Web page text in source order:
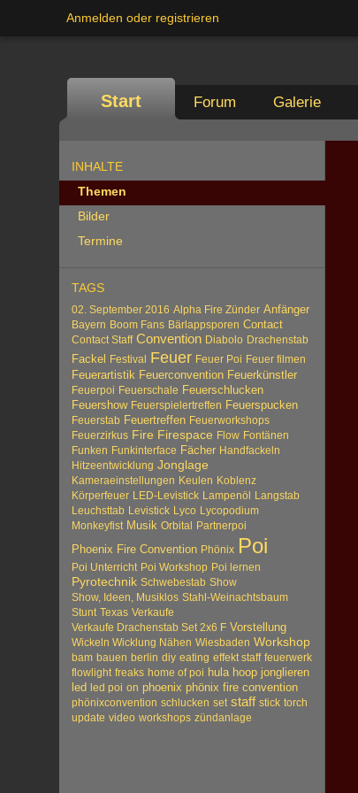
Anmelden oder registrieren
Start Forum Galerie
INHALTE
Themen
Bilder
Termine
TAGS
02. September 2016 Alpha Fire Zünder Anfänger
Bayern Boom Fans Bärlappsporen Contact
Contact Staff Convention Diabolo Drachenstab
Fackel Festival Feuer Feuer Poi Feuer filmen
Feuerartistik Feuerconvention Feuerkünstler
Feuerpoi Feuerschale Feuerschlucken
Feuershow Feuerspielertreffen Feuerspucken
Feuerstab Feuertreffen Feuerworkshops
Feuerzirkus Fire Firespace Flow Fontänen
Funken Funkinterface Fächer Handfackeln
Hitzeentwicklung Jonglage
Kameraeinstellungen Keulen Koblenz
Körperfeuer LED-Levistick Lampenöl
Langstab
Leuchsttab Levistick Lyco Lycopodium
Monkeyfist Musik Orbital Partnerpoi
Phoenix Fire Convention Phönix Poi
Poi Unterricht Poi Workshop Poi lernen
Pyrotechnik Schwebestab Show
Show, Ideen, Musiklos Stahl-Weinachtsbaum
Stunt Texas Verkaufe
Verkaufe Drachenstab Set 2x6 F Vorstellung
Wickeln Wicklung Nähen Wiesbaden Workshop
bam bauen berlin diy eating effekt staff feuerwerk
flowlight freaks home of poi hula hoop jonglieren
led led poi on phoenix phönix fire convention
phönixconvention schlucken set staff stick torch
update video workshops zündanlage